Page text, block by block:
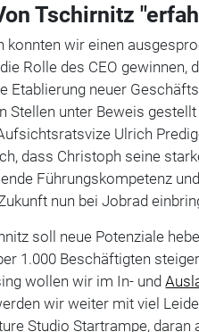
Tschirnitz
konnten wir einen
Rolle des CEO gewinnen,
Etablierung neuer
Stellen unter Beweis
Ulrich
dass Christoph seine
Führungskompetenz
nun bei Jobrad
soll neue Potenziale
1.000 Beschäftigten
wollen wir im In- und
wir weiter mit viel
Studio Startrampe, daran